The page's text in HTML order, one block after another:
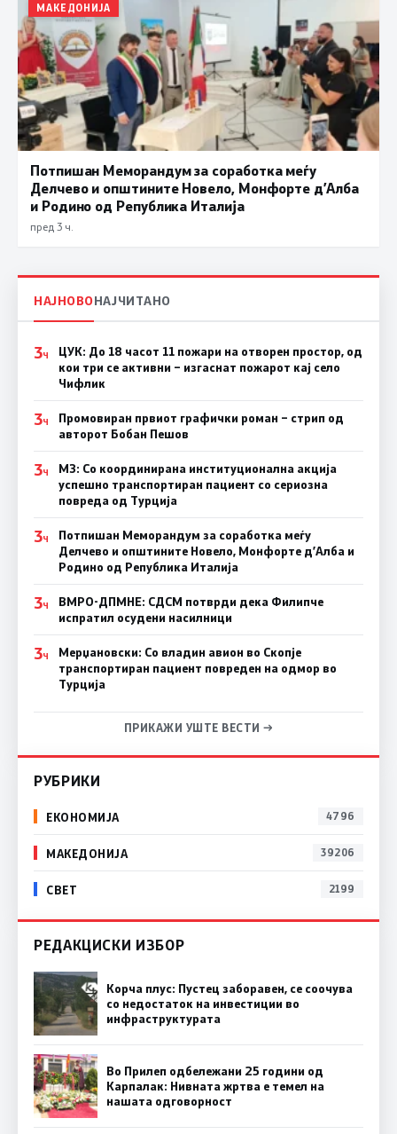
МАКЕДОНИЈА
Потпишан Меморандум за соработка меѓу
Делчево и општините Новело, Монфорте д’Алба
и Родино од Република Италија
пред 3 ч.
НАЈНОВОНАЈЧИТАНО
3Ч
ЦУК: До 18 часот 11 пожари на отворен простор, од
кои три се активни – изгаснат пожарот кај село
Чифлик
3Ч
Промовиран првиот графички роман – стрип од
авторот Бобан Пешов
3Ч
МЗ: Со координирана институционална акција
успешно транспортиран пациент со сериозна
повреда од Турција
3Ч
Потпишан Меморандум за соработка меѓу
Делчево и општините Новело, Монфорте д’Алба и
Родино од Република Италија
3Ч
ВМРО-ДПМНЕ: СДСM потврди дека Филипче
испратил осудени насилници
3Ч
Мерџановски: Со владин авион во Скопје
транспортиран пациент повреден на одмор во
Турција
ПРИКАЖИ УШТЕ ВЕСТИ →
РУБРИКИ
ЕКОНОМИЈА 4796
МАКЕДОНИЈА 39206
СВЕТ 2199
РЕДАКЦИСКИ ИЗБОР
Корча плус: Пустец заборавен, се соочува
со недостаток на инвестиции во
инфраструктурата
Во Прилеп одбележани 25 години од
Карпалак: Нивната жртва е темел на
нашата одговорност